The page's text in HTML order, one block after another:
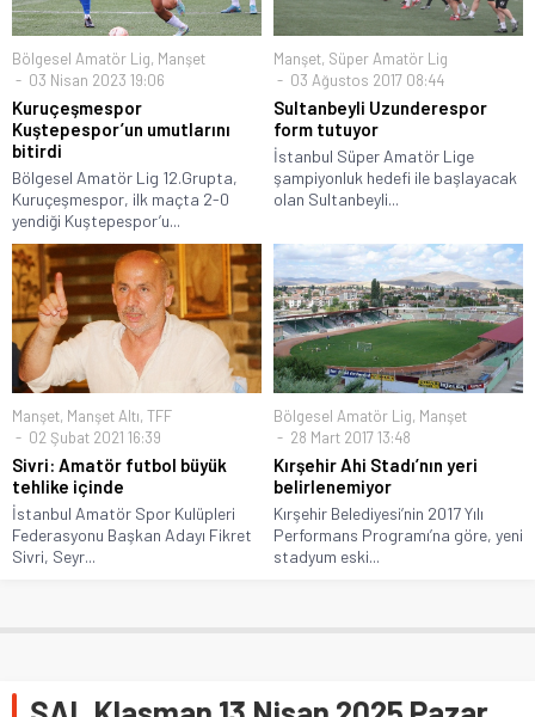
Bölgesel Amatör Lig, Manşet
03 Nisan 2023 19:06
Kuruçeşmespor
Kuştepespor’un umutlarını
bitirdi
Bölgesel Amatör Lig 12.Grupta,
Kuruçeşmespor, ilk maçta 2-0
yendiği Kuştepespor’u...
Manşet, Süper Amatör Lig
03 Ağustos 2017 08:44
Sultanbeyli Uzunderespor
form tutuyor
İstanbul Süper Amatör Lige
şampiyonluk hedefi ile başlayacak
olan Sultanbeyli...
Manşet, Manşet Altı, TFF
02 Şubat 2021 16:39
Sivri: Amatör futbol büyük
tehlike içinde
İstanbul Amatör Spor Kulüpleri
Federasyonu Başkan Adayı Fikret
Sivri, Seyr...
Bölgesel Amatör Lig, Manşet
28 Mart 2017 13:48
Kırşehir Ahi Stadı’nın yeri
belirlenemiyor
Kırşehir Belediyesi’nin 2017 Yılı
Performans Programı’na göre, yeni
stadyum eski...